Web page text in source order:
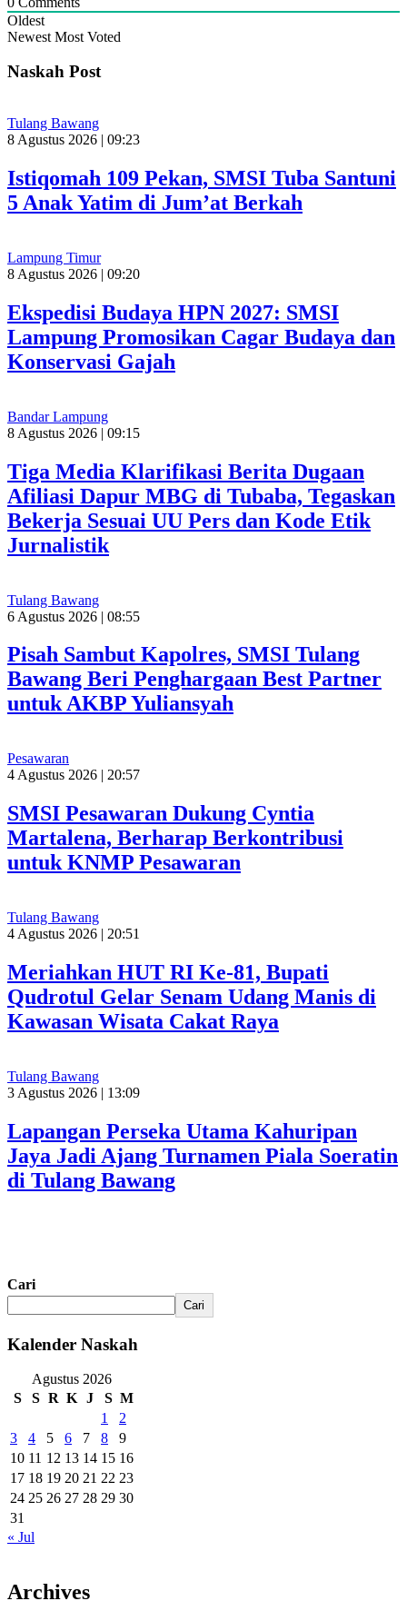
Oldest
Newest Most Voted
Naskah Post
Tulang Bawang
8 Agustus 2026 | 09:23
Istiqomah 109 Pekan, SMSI Tuba Santuni
5 Anak Yatim di Jum’at Berkah
Lampung Timur
8 Agustus 2026 | 09:20
Ekspedisi Budaya HPN 2027: SMSI
Lampung Promosikan Cagar Budaya dan
Konservasi Gajah
Bandar Lampung
8 Agustus 2026 | 09:15
Tiga Media Klarifikasi Berita Dugaan
Afiliasi Dapur MBG di Tubaba, Tegaskan
Bekerja Sesuai UU Pers dan Kode Etik
Jurnalistik
Tulang Bawang
6 Agustus 2026 | 08:55
Pisah Sambut Kapolres, SMSI Tulang
Bawang Beri Penghargaan Best Partner
untuk AKBP Yuliansyah
Pesawaran
4 Agustus 2026 | 20:57
SMSI Pesawaran Dukung Cyntia
Martalena, Berharap Berkontribusi
untuk KNMP Pesawaran
Tulang Bawang
4 Agustus 2026 | 20:51
Meriahkan HUT RI Ke-81, Bupati
Qudrotul Gelar Senam Udang Manis di
Kawasan Wisata Cakat Raya
Tulang Bawang
3 Agustus 2026 | 13:09
Lapangan Perseka Utama Kahuripan
Jaya Jadi Ajang Turnamen Piala Soeratin
di Tulang Bawang
Cari
Cari
Kalender Naskah
Agustus 2026
S
S R K J S M
1
2
3
4 5 6 7 8
9
10 11 12 13 14 15 16
17 18 19 20 21 22 23
24 25 26 27 28 29 30
31
« Jul
Archives